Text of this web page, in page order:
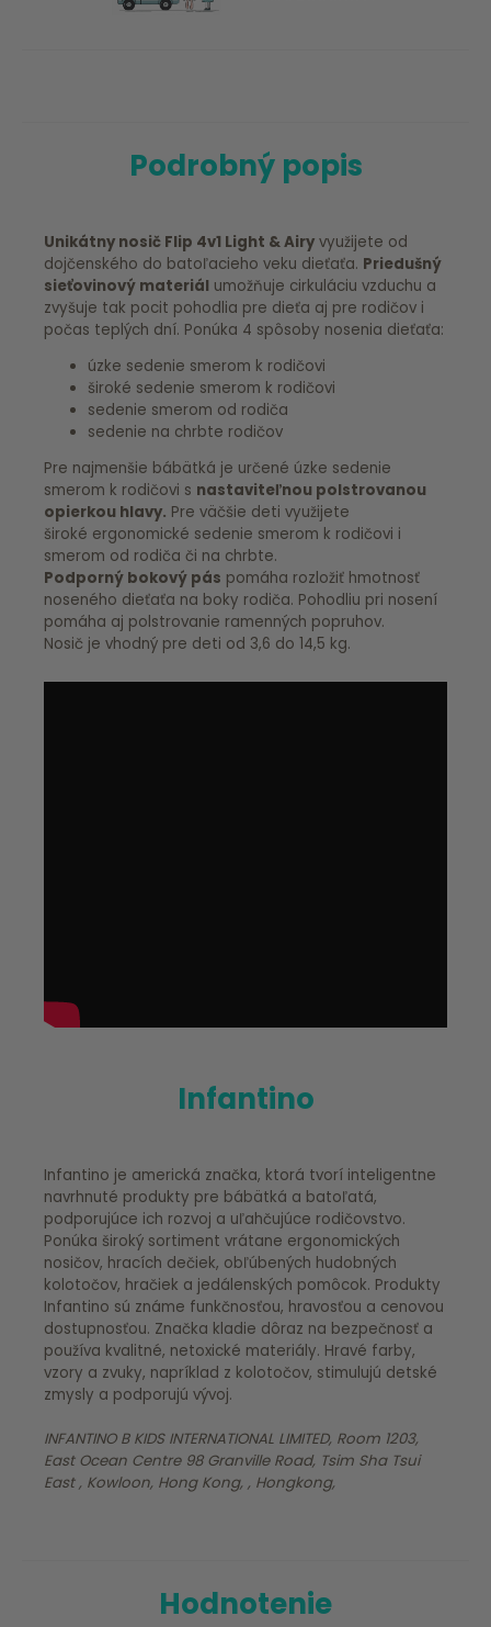
Podrobný popis
Unikátny nosič Flip 4v1 Light & Airy využijete od
dojčenského do batoľacieho veku dieťaťa. Priedušný
sieťovinový materiál umožňuje cirkuláciu vzduchu a
zvyšuje tak pocit pohodlia pre dieťa aj pre rodičov i
počas teplých dní. Ponúka 4 spôsoby nosenia dieťaťa:
úzke sedenie smerom k rodičovi
široké sedenie smerom k rodičovi
sedenie smerom od rodiča
sedenie na chrbte rodičov
Pre najmenšie bábätká je určené úzke sedenie
smerom k rodičovi s nastaviteľnou polstrovanou
opierkou hlavy. Pre väčšie deti využijete
široké ergonomické sedenie smerom k rodičovi i
smerom od rodiča či na chrbte.
Podporný bokový pás pomáha rozložiť hmotnosť
noseného dieťaťa na boky rodiča. Pohodliu pri nosení
pomáha aj polstrovanie ramenných popruhov.
Nosič je vhodný pre deti od 3,6 do 14,5 kg.
Infantino
Infantino je americká značka, ktorá tvorí inteligentne
navrhnuté produkty pre bábätká a batoľatá,
podporujúce ich rozvoj a uľahčujúce rodičovstvo.
Ponúka široký sortiment vrátane ergonomických
nosičov, hracích dečiek, obľúbených hudobných
kolotočov, hračiek a jedálenských pomôcok. Produkty
Infantino sú známe funkčnosťou, hravosťou a cenovou
dostupnosťou. Značka kladie dôraz na bezpečnosť a
používa kvalitné, netoxické materiály. Hravé farby,
vzory a zvuky, napríklad z kolotočov, stimulujú detské
zmysly a podporujú vývoj.
INFANTINO B KIDS INTERNATIONAL LIMITED, Room 1203,
East Ocean Centre 98 Granville Road, Tsim Sha Tsui
East , Kowloon, Hong Kong, , Hongkong,
Hodnotenie